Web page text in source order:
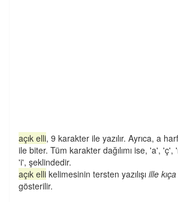
açık elli, 9 karakter ile yazılır. Ayrıca, a
ile biter. Tüm karakter dağılımı ise, 'a',
'i', şeklindedir.
açık elli kelimesinin tersten yazılışı ille kıça
gösterilir.